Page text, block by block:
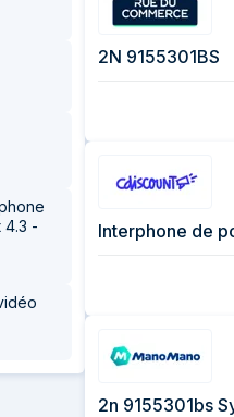
4.3 -
2N 9155301BS
Interphone de
2n 9155301bs